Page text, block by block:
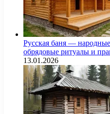
Русская баня —
обрядовые ритуалы и
13.01.2026